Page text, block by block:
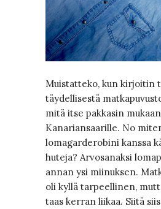
Muistatteko, kun kirjoitin
täydellisestä
mitä itse pakkasin mukaan
Kanariansaarille. No
lomagarderobini kanssa
huteja? Arvosanaksi
annan ysi miinuksen.
oli kyllä tarpeellinen,
taas kerran liikaa. Siitä